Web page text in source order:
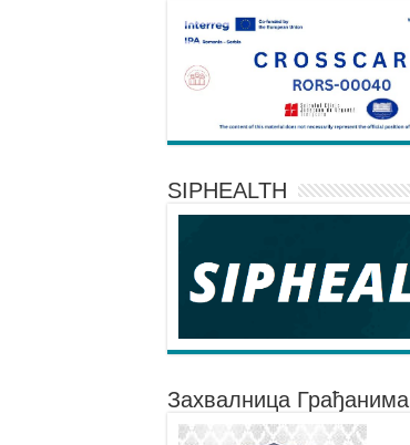
SIPHEALTH
Захвалница Грађанима